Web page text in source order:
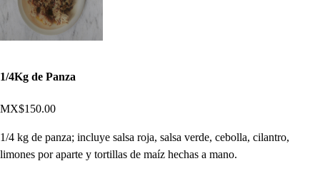
1/4Kg de Panza
MX$150.00
1/4 kg de panza; incluye salsa roja, salsa verde, cebolla, cilantro,
limones por aparte y tortillas de maíz hechas a mano.